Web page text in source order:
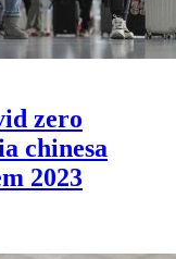
zero
chinesa
2023